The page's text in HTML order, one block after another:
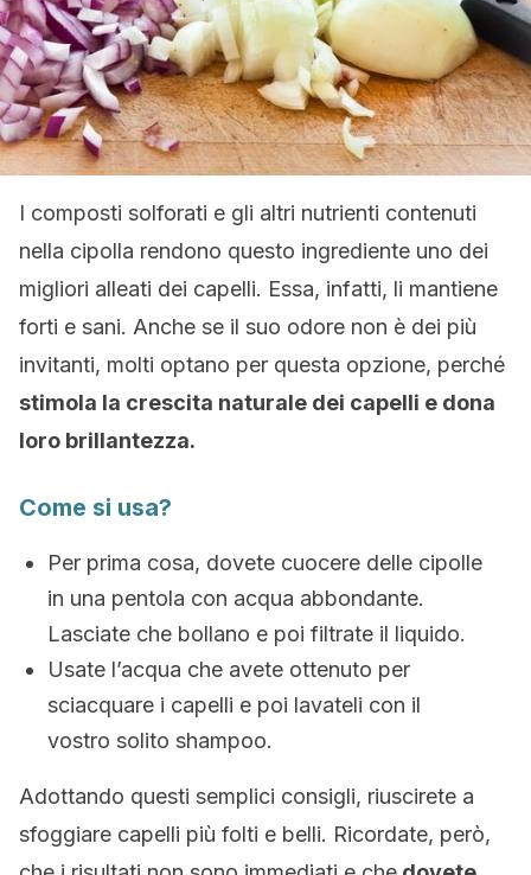
I composti solforati e gli altri nutrienti contenuti
nella cipolla rendono questo ingrediente uno dei
migliori alleati dei capelli. Essa, infatti, li mantiene
forti e sani. Anche se il suo odore non è dei più
invitanti, molti optano per questa opzione, perché
stimola la crescita naturale dei capelli e dona
loro brillantezza.
Come si usa?
Per prima cosa, dovete cuocere delle cipolle
in una pentola con acqua abbondante.
Lasciate che bollano e poi filtrate il liquido.
Usate l’acqua che avete ottenuto per
sciacquare i capelli e poi lavateli con il
vostro solito shampoo.
Adottando questi semplici consigli, riuscirete a
sfoggiare capelli più folti e belli. Ricordate, però,